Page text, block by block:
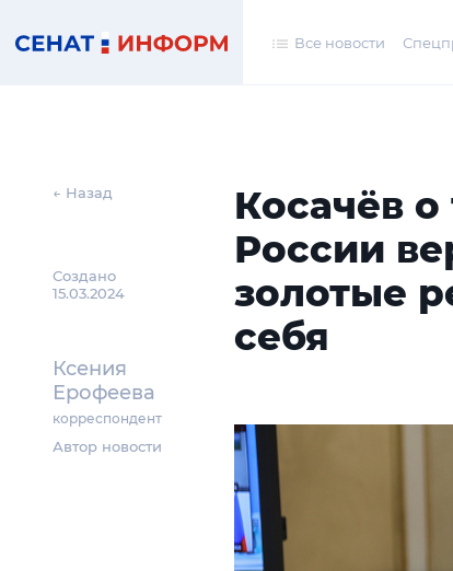
Все новости
← Назад
Создано
15.03.2024
Ксения
Ерофеева
корреспондент
Автор новости
Косачёв
России
золотые
себя